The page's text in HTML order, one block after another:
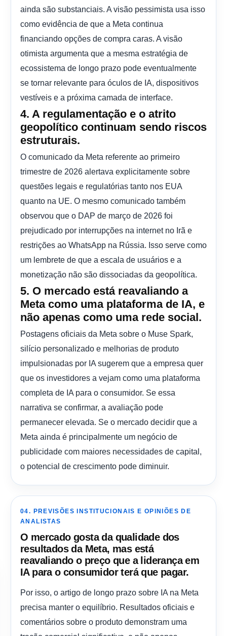
ainda são substanciais. A visão pessimista usa isso
como evidência de que a Meta continua
financiando opções de compra caras. A visão
otimista argumenta que a mesma estratégia de
ecossistema de longo prazo pode eventualmente
se tornar relevante para óculos de IA, dispositivos
vestíveis e a próxima camada de interface.
4. A regulamentação e o atrito
geopolítico continuam sendo riscos
estruturais.
O comunicado da Meta referente ao primeiro
trimestre de 2026 alertava explicitamente sobre
questões legais e regulatórias tanto nos EUA
quanto na UE. O mesmo comunicado também
observou que o DAP de março de 2026 foi
prejudicado por interrupções na internet no Irã e
restrições ao WhatsApp na Rússia. Isso serve como
um lembrete de que a escala de usuários e a
monetização não são dissociadas da geopolítica.
5. O mercado está reavaliando a
Meta como uma plataforma de IA, e
não apenas como uma rede social.
Postagens oficiais da Meta sobre o Muse Spark,
silício personalizado e melhorias de produto
impulsionadas por IA sugerem que a empresa quer
que os investidores a vejam como uma plataforma
completa de IA para o consumidor. Se essa
narrativa se confirmar, a avaliação pode
permanecer elevada. Se o mercado decidir que a
Meta ainda é principalmente um negócio de
publicidade com maiores necessidades de capital,
o potencial de crescimento pode diminuir.
04. PREVISÕES INSTITUCIONAIS E OPINIÕES DE
ANALISTAS
O mercado gosta da qualidade dos
resultados da Meta, mas está
reavaliando o preço que a liderança em
IA para o consumidor terá que pagar.
Por isso, o artigo de longo prazo sobre IA na Meta
precisa manter o equilíbrio. Resultados oficiais e
comentários sobre o produto demonstram uma